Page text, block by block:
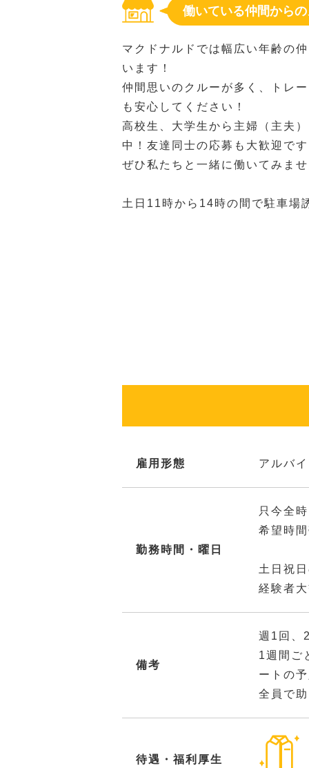
働いている仲間から
マクドナルドでは幅広い年齢の
います！
仲間思いのクルーが多く、トレ
も安心してください！
高校生、大学生から主婦（主夫
中！友達同士の応募も大歓迎で
ぜひ私たちと一緒に働いてみま
土日11時から14時の間で駐車場
雇用形態 アルバ
勤務時間・曜日
只今全
希望時
土日祝
経験者
備考
週1回、
1週間ご
ートの
全員で
待遇・福利厚生